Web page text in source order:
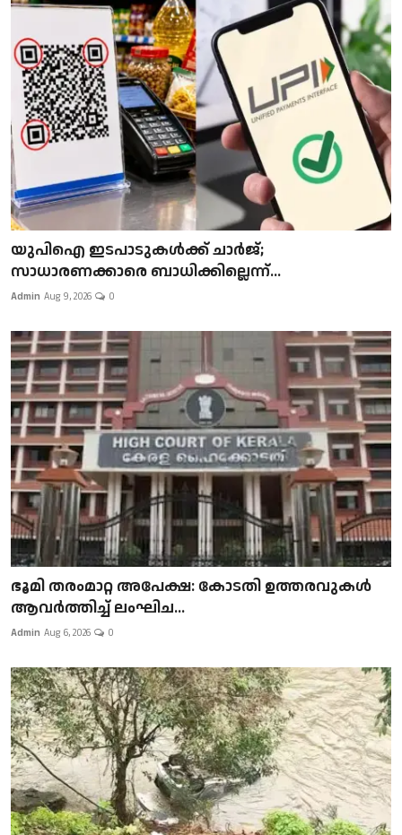
യുപിഐ ഇടപാടുകൾക്ക് ചാർജ്;
സാധാരണക്കാരെ ബാധിക്കില്ലെന്ന്...
Admin Aug 9, 2026 0
ഭൂമി തരംമാറ്റ അപേക്ഷ: കോടതി ഉത്തരവുകൾ
ആവർത്തിച്ച് ലംഘിച...
Admin Aug 6, 2026 0